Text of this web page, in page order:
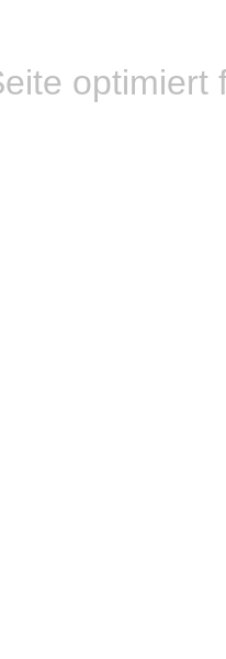
optimiert